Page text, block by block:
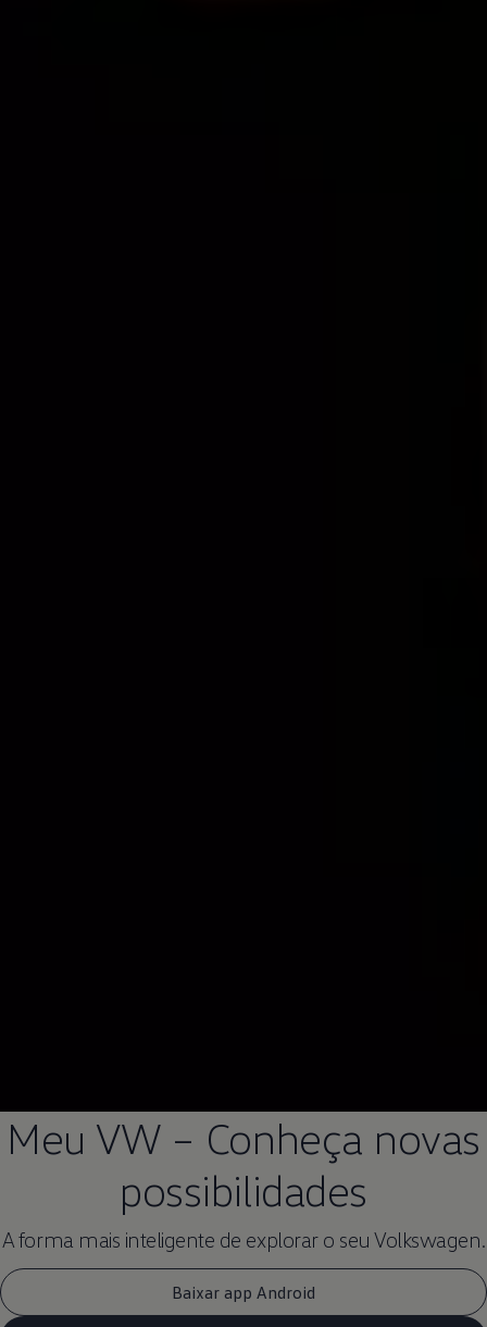
Meu VW – Conheça novas
possibilidades
A forma mais inteligente de explorar o seu Volkswagen.
Baixar app Android